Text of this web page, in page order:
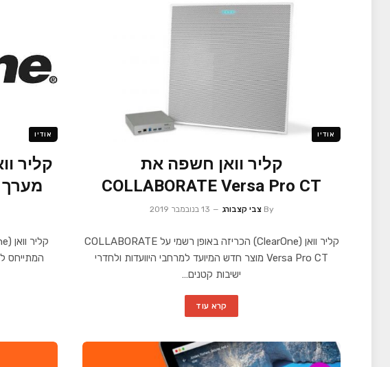
אודיו
קליר וואן חשפה את
COLLABORATE Versa Pro CT
By צבי קצבורג 13 בנובמבר 2019
קליר וואן (ClearOne) הכריזה באופן רשמי על COLLABORATE
Versa Pro CT מוצר חדש המיועד למרחבי היוועדות ולחדרי
ישיבות קטנים…
קרא עוד
אודיו
קליר
מערך
המתייחס